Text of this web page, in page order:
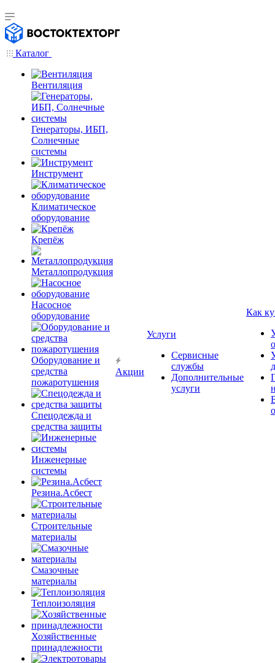
Каталог
Вентиляция
Генераторы, ИБП,
Солнечные
системы
Инструмент
Климатическое
оборудование
Крепёж
Металлопродукция
Насосное
оборудование
Оборудование и
средства
пожаротушения
Спецодежда и
средства защиты
Инженерные
системы
Резина.Асбест
Строительные
материалы
Смазочные
материалы
Теплоизоляция
Хозяйственные
принадлежности
Акции
Услуги
Сервисные
службы
Дополнительные
услуги
Как